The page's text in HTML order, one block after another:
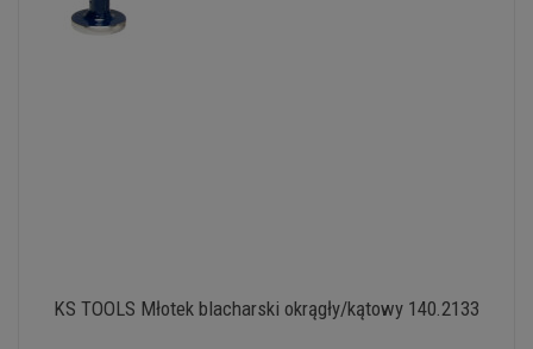
KS TOOLS Młotek blacharski okrągły/kątowy 140.2133